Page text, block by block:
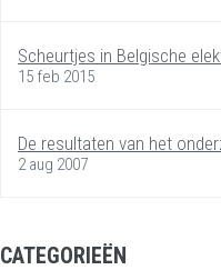
Scheurtjes in Belgische
15 feb 2015
De resultaten van het
2 aug 2007
CATEGORIEËN